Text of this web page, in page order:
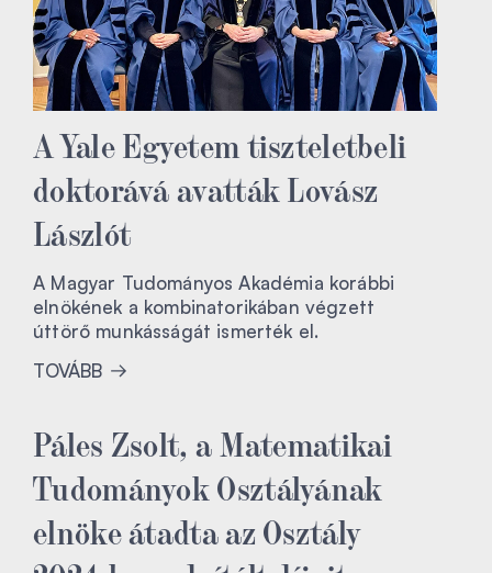
A Yale Egyetem tiszteletbeli
doktorává avatták Lovász
Lászlót
A Magyar Tudományos Akadémia korábbi
elnökének a kombinatorikában végzett
úttörő munkásságát ismerték el.
TOVÁBB
Páles Zsolt, a Matematikai
Tudományok Osztályának
elnöke átadta az Osztály